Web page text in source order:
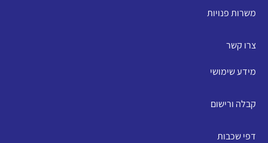
משרות פנויות
צרו קשר
מידע שימושי
קבלה ורישום
דפי שכבות